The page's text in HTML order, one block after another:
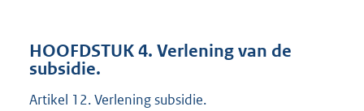
HOOFDSTUK 4. Verlening van de
subsidie.
Artikel 12. Verlening subsidie.